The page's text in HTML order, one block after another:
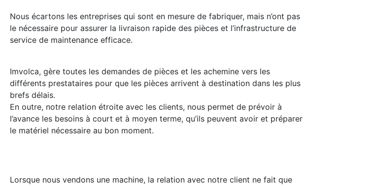
Nous écartons les entreprises qui sont en mesure de fabriquer, mais n’ont pas
le nécessaire pour assurer la livraison rapide des pièces et l’infrastructure de
service de maintenance efficace.
Imvolca, gère toutes les demandes de pièces et les achemine vers les
différents prestataires pour que les pièces arrivent à destination dans les plus
brefs délais.
En outre, notre relation étroite avec les clients, nous permet de prévoir à
l’avance les besoins à court et à moyen terme, qu’ils peuvent avoir et préparer
le matériel nécessaire au bon moment.
Lorsque nous vendons une machine, la relation avec notre client ne fait que